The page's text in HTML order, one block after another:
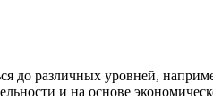
до различных уровней,
и на основе